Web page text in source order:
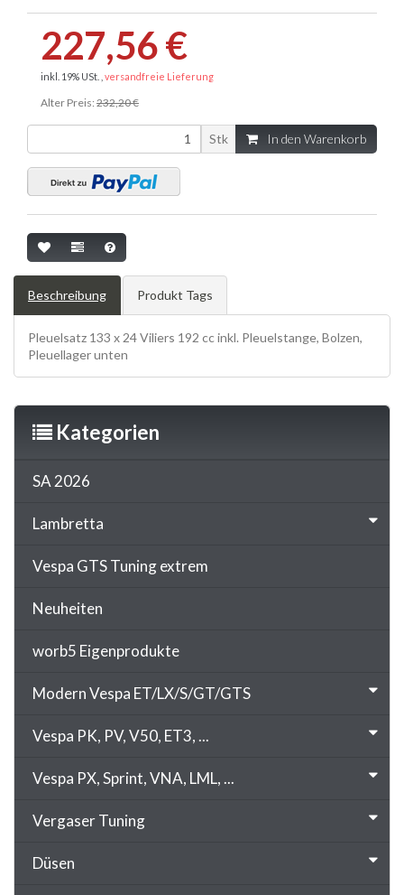
227,56 €
inkl. 19% USt. , versandfreie Lieferung
Alter Preis: 232,20 €
Stk In den Warenkorb
Beschreibung Produkt Tags
Pleuelsatz 133 x 24 Viliers 192 cc inkl. Pleuelstange, Bolzen,
Pleuellager unten
Kategorien
SA 2026
Lambretta
Vespa GTS Tuning extrem
Neuheiten
worb5 Eigenprodukte
Modern Vespa ET/LX/S/GT/GTS
Vespa PK, PV, V50, ET3, ...
Vespa PX, Sprint, VNA, LML, ...
Vergaser Tuning
Düsen